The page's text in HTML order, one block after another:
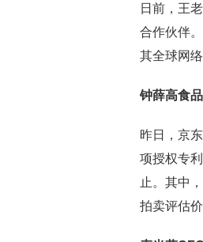
日前，王
合作伙伴
其全球网
钟薛高食
昨日，京
项授权专
止。其中
拍卖评估